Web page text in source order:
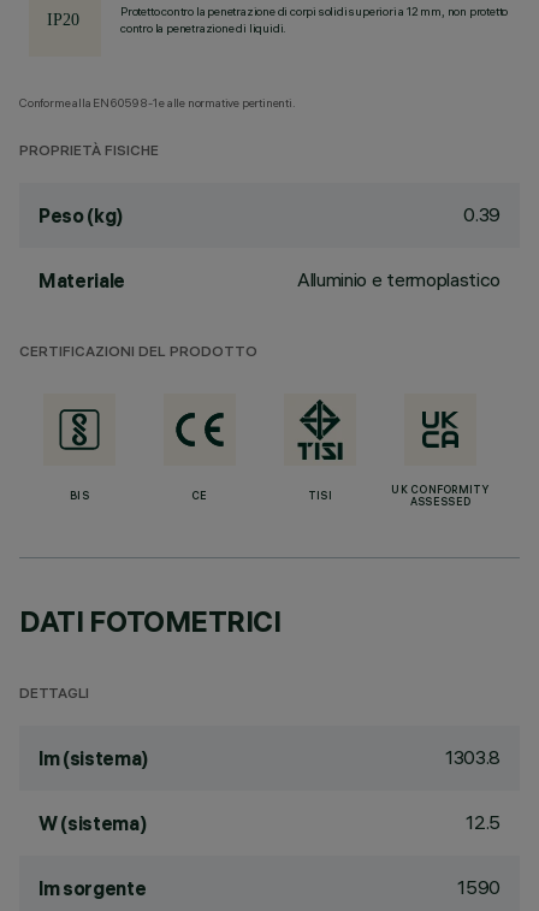
Protetto contro la penetrazione di corpi solidi superiori a 12 mm, non protetto
contro la penetrazione di liquidi.
Conforme alla EN60598-1 e alle normative pertinenti.
PROPRIETÀ FISICHE
Peso (kg) 0.39
Materiale Alluminio e termoplastico
CERTIFICAZIONI DEL PRODOTTO
BIS CE TISI
UK CONFORMITY
ASSESSED
DATI FOTOMETRICI
DETTAGLI
lm (sistema) 1303.8
W (sistema) 12.5
lm sorgente 1590